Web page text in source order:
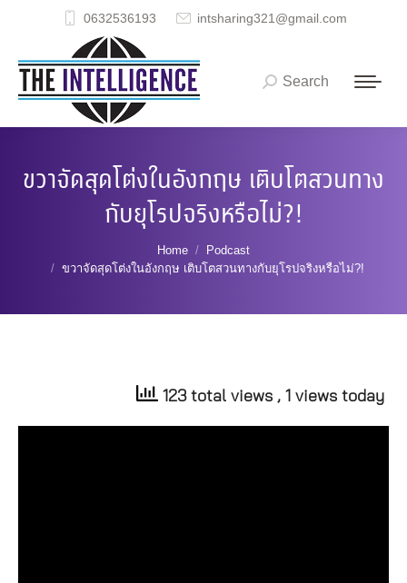
0632536193 intsharing321@gmail.com
Search:
Search
ขวาจัดสุดโต่งในอังกฤษ เติบโตสวนทาง
กับยุโรปจริงหรือไม่?!
Home
Podcast
ขวาจัดสุดโต่งในอังกฤษ เติบโตสวนทางกับยุโรปจริงหรือไม่?!
123 total views , 1 views today